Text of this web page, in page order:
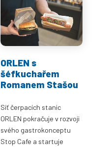
ORLEN s
šéfkuchařem
Romanem Stašou
Síť čerpacích stanic
ORLEN pokračuje v rozvoji
svého gastrokonceptu
Stop Cafe a startuje